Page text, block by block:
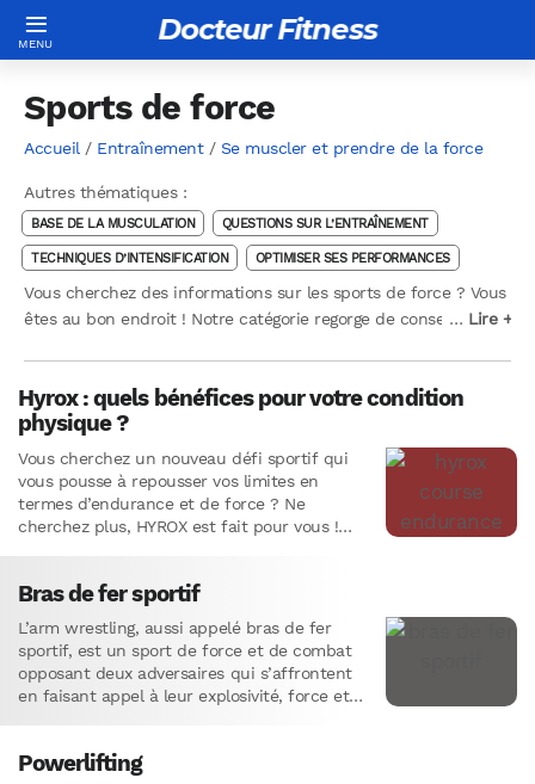
Docteur Fitness
Sports de force
Accueil / Entraînement/ Se muscler et prendre de la force
Autres thématiques :
BASE DE LA MUSCULATION QUESTIONS SUR L’ENTRAÎNEMENT
TECHNIQUES D’INTENSIFICATION OPTIMISER SES PERFORMANCES
Vous cherchez des informations sur les sports de force ? Vous
êtes au bon endroit ! Notre catégorie regorge de conseils,
différentes disciplines telles que l’haltérophilie, la
musculation, le powerlifting et bien d’autres encore.
… Lire +
… Lire +
Hyrox : quels bénéfices pour votre condition
physique ?
Vous cherchez un nouveau défi sportif qui
vous pousse à repousser vos limites en
termes d’endurance et de force ? Ne
cherchez plus, HYROX est fait pour vous !
Bras de fer sportif
L’arm wrestling, aussi appelé bras de fer
sportif, est un sport de force et de combat
opposant deux adversaires qui s’affrontent
en faisant appel à leur explosivité, force et
Powerlifting